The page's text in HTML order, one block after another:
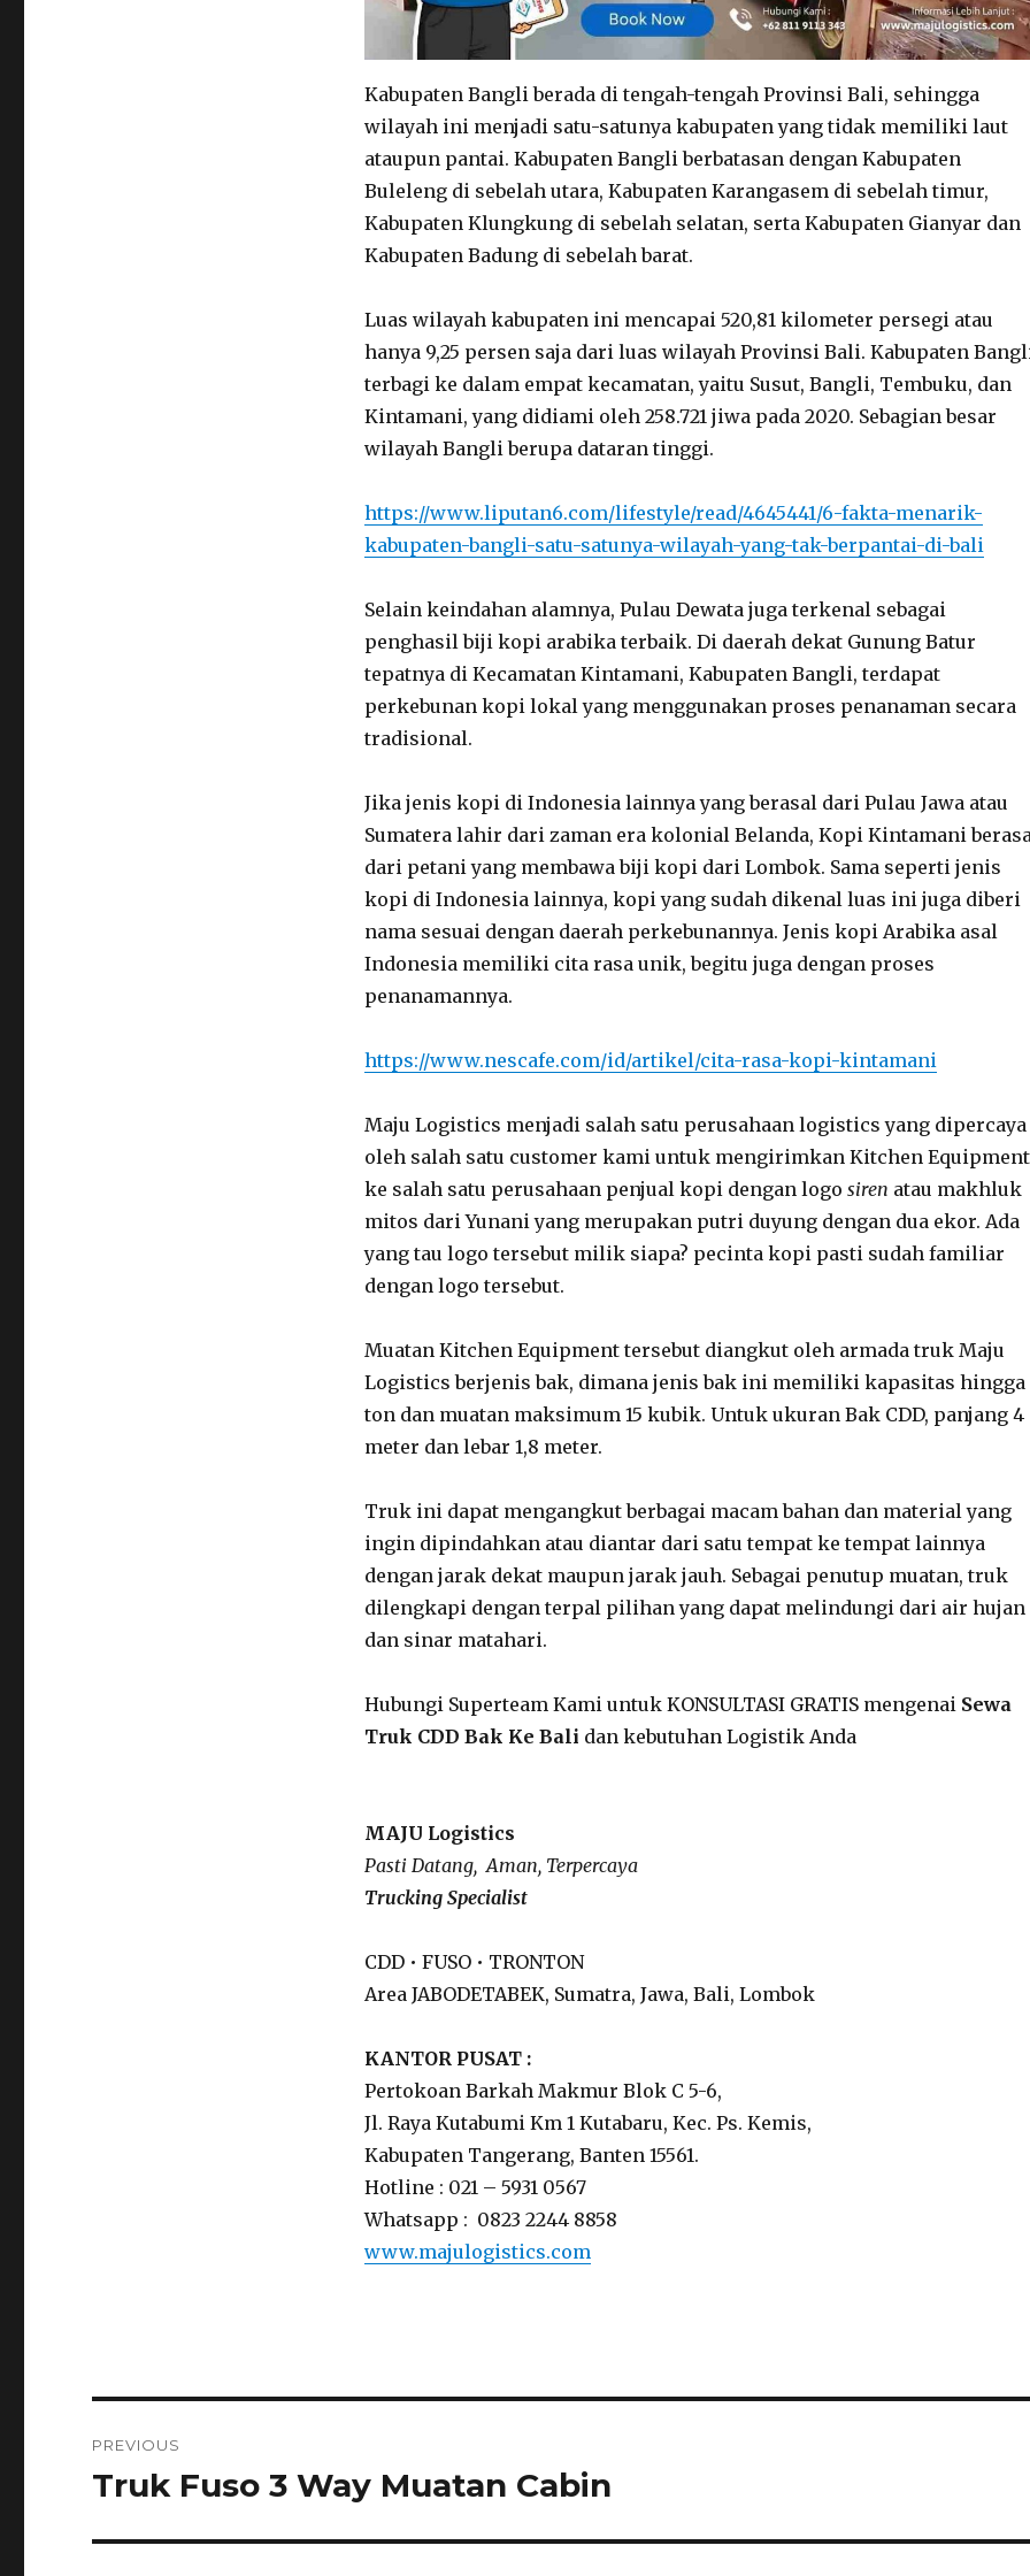
Kabupaten Bangli berada di tengah-tengah Provinsi Bali, sehingga
wilayah ini menjadi satu-satunya kabupaten yang tidak memiliki laut
ataupun pantai. Kabupaten Bangli berbatasan dengan Kabupaten
Buleleng di sebelah utara, Kabupaten Karangasem di sebelah timur,
Kabupaten Klungkung di sebelah selatan, serta Kabupaten Gianyar dan
Kabupaten Badung di sebelah barat.
Luas wilayah kabupaten ini mencapai 520,81 kilometer persegi atau
hanya 9,25 persen saja dari luas wilayah Provinsi Bali. Kabupaten
terbagi ke dalam empat kecamatan, yaitu Susut, Bangli, Tembuku, dan
Kintamani, yang didiami oleh 258.721 jiwa pada 2020. Sebagian besar
wilayah Bangli berupa dataran tinggi.
https://www.liputan6.com/lifestyle/read/4645441/6-fakta-menarik-
kabupaten-bangli-satu-satunya-wilayah-yang-tak-berpantai-di-bali
Selain keindahan alamnya, Pulau Dewata juga terkenal sebagai
penghasil biji kopi arabika terbaik. Di daerah dekat Gunung Batur
tepatnya di Kecamatan Kintamani, Kabupaten Bangli, terdapat
perkebunan kopi lokal yang menggunakan proses penanaman secara
tradisional.
Jika jenis kopi di Indonesia lainnya yang berasal dari Pulau Jawa atau
Sumatera lahir dari zaman era kolonial Belanda, Kopi Kintamani
dari petani yang membawa biji kopi dari Lombok. Sama seperti jenis
kopi di Indonesia lainnya, kopi yang sudah dikenal luas ini juga diberi
nama sesuai dengan daerah perkebunannya. Jenis kopi Arabika asal
Indonesia memiliki cita rasa unik, begitu juga dengan proses
penanamannya.
https://www.nescafe.com/id/artikel/cita-rasa-kopi-kintamani
Maju Logistics menjadi salah satu perusahaan logistics yang dipercaya
oleh salah satu customer kami untuk mengirimkan Kitchen Equipment
ke salah satu perusahaan penjual kopi dengan logo siren atau makhluk
mitos dari Yunani yang merupakan putri duyung dengan dua ekor. Ada
yang tau logo tersebut milik siapa? pecinta kopi pasti sudah familiar
dengan logo tersebut.
Muatan Kitchen Equipment tersebut diangkut oleh armada truk Maju
Logistics berjenis bak, dimana jenis bak ini memiliki kapasitas hingga
ton dan muatan maksimum 15 kubik. Untuk ukuran Bak CDD, panjang 4
meter dan lebar 1,8 meter.
Truk ini dapat mengangkut berbagai macam bahan dan material yang
ingin dipindahkan atau diantar dari satu tempat ke tempat lainnya
dengan jarak dekat maupun jarak jauh. Sebagai penutup muatan, truk
dilengkapi dengan terpal pilihan yang dapat melindungi dari air hujan
dan sinar matahari.
Hubungi Superteam Kami untuk KONSULTASI GRATIS mengenai Sewa
Truk CDD Bak Ke Bali dan kebutuhan Logistik Anda
MAJU Logistics
Pasti Datang, Aman, Terpercaya
Trucking Specialist
CDD • FUSO • TRONTON
Area JABODETABEK, Sumatra, Jawa, Bali, Lombok
KANTOR PUSAT :
Pertokoan Barkah Makmur Blok C 5-6,
Jl. Raya Kutabumi Km 1 Kutabaru, Kec. Ps. Kemis,
Kabupaten Tangerang, Banten 15561.
Hotline : 021 – 5931 0567
Whatsapp : 0823 2244 8858
www.majulogistics.com
navigation
PREVIOUS
Previous
Truk Fuso 3 Way Muatan Cabin